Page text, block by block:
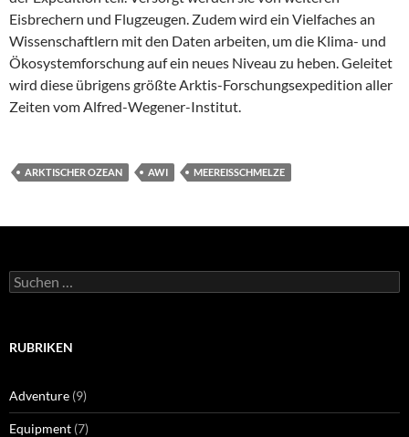
Eisbrechern und Flugzeugen. Zudem wird ein Vielfaches an
Wissenschaftlern mit den Daten arbeiten, um die Klima- und
Ökosystemforschung auf ein neues Niveau zu heben. Geleitet
wird diese übrigens größte Arktis-Forschungsexpedition aller
Zeiten vom Alfred-Wegener-Institut.
ARKTISCHER OZEAN AWI MEEREISSCHMELZE
Suchen
nach:
RUBRIKEN
Adventure (9)
Equipment (7)